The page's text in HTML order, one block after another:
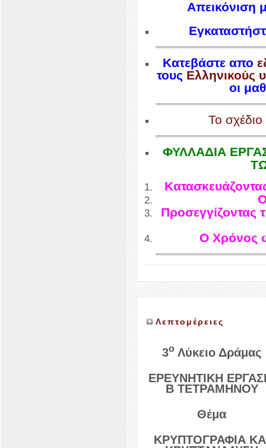
Απεικόνιση
Κατεβάστε απο
τους Ελληνικούς
οι
Το
ΦΥΛΛΑΔΙΑ
Προσεγγίζοντας
Ο Χρόνος
Λεπτομέρειες
3ο Λύκειο Δράμας
ΕΡΕΥΝΗΤΙΚΗ
Β ΤΕΤΡΑΜΗΝΟΥ
Θέμα
ΚΡΥΠΤΟΓΡΑΦΙΑ